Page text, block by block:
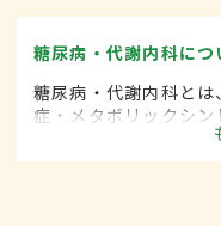
糖尿病・代謝内科につ
糖尿病・代謝内科と
症・メタボリックシ
に取り扱う内科の一
前は、糖尿病科と呼